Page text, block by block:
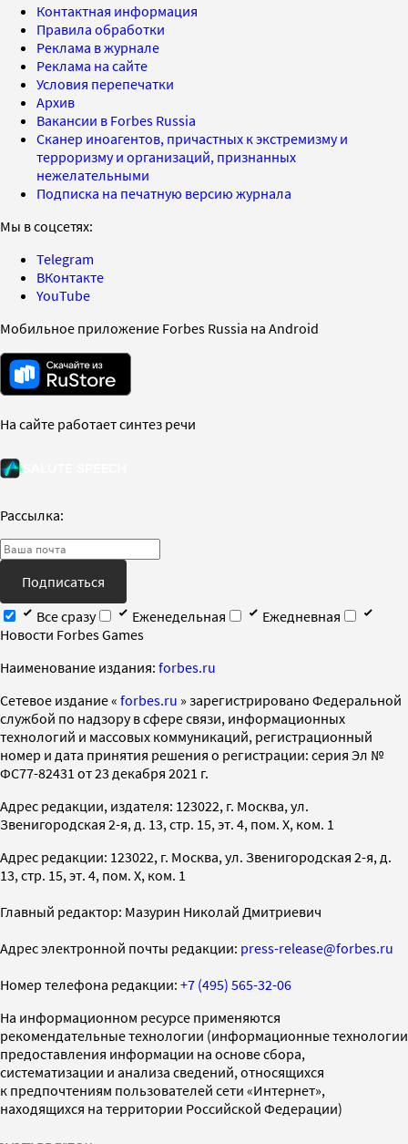
Контактная информация
Правила обработки
Реклама в журнале
Реклама на сайте
Условия перепечатки
Архив
Вакансии в Forbes Russia
Сканер иноагентов, причастных к экстремизму и
терроризму и организаций, признанных
нежелательными
Подписка на печатную версию журнала
Мы в соцсетях:
Telegram
ВКонтакте
YouTube
Мобильное приложение Forbes Russia на Android
На сайте работает синтез речи
Рассылка:
Подписаться
Все сразу
Еженедельная
Ежедневная
Новости Forbes Games
Наименование издания: forbes.ru
Cетевое издание « forbes.ru » зарегистрировано Федеральной
службой по надзору в сфере связи, информационных
технологий и массовых коммуникаций, регистрационный
номер и дата принятия решения о регистрации: серия Эл №
ФС77-82431 от 23 декабря 2021 г.
Адрес редакции, издателя: 123022, г. Москва, ул.
Звенигородская 2-я, д. 13, стр. 15, эт. 4, пом. X, ком. 1
Адрес редакции: 123022, г. Москва, ул. Звенигородская 2-я, д.
13, стр. 15, эт. 4, пом. X, ком. 1
Главный редактор: Мазурин Николай Дмитриевич
Адрес электронной почты редакции: press-release@forbes.ru
Номер телефона редакции: +7 (495) 565-32-06
На информационном ресурсе применяются
рекомендательные технологии (информационные технологии
предоставления информации на основе сбора,
систематизации и анализа сведений, относящихся
к предпочтениям пользователей сети «Интернет»,
находящихся на территории Российской Федерации)